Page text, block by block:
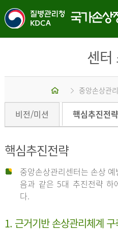
센터
중앙손상관
비전/미션 핵심추진전략
핵심추진전략
중앙손상관리센터는 손상
음과 같은 5대 추진전략 하
다.
1. 근거기반 손상관리체계 구